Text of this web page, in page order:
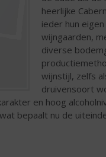
heerlijke
ieder hun
wijngaarden,
diverse
wijnstijl, zelfs
druivensoort
en hoog
bepaalt nu de